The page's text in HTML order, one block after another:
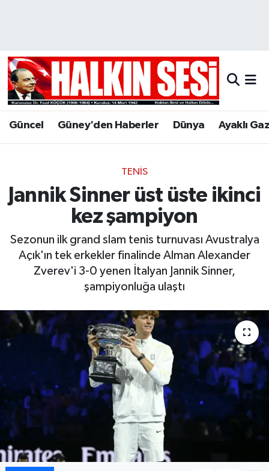
Güncel Güney'den Haberler Dünya Ayaklı
TENIS
Jannik Sinner üst üste ikinci
kez şampiyon
Sezonun ilk grand slam tenis turnuvası Avustralya
Açık'ın tek erkekler finalinde Alman Alexander
Zverev'i 3-0 yenen İtalyan Jannik Sinner,
şampiyonluğa ulaştı
Hava Durumu
Trafik Durumu
Son Dakika Haberleri